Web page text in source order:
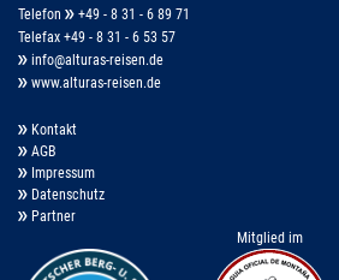
Telefon
+49 - 8 31 - 6 89 71
Telefax +49 - 8 31 - 6 53 57
info@alturas-reisen.de
www.alturas-reisen.de
Kontakt
AGB
Impressum
Datenschutz
Partner
Mitglied im